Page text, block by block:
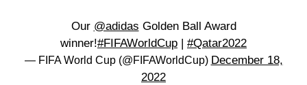
Our @adidas Golden Ball Award
winner!#FIFAWorldCup | #Qatar2022
— FIFA World Cup (@FIFAWorldCup) December 18,
2022